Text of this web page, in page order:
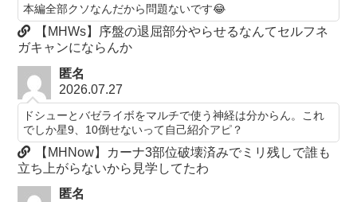
本編全部クソなんだから問題ないです😂
【MHWs】序盤の退屈部分やらせるなんてセルフネ
ガキャンにならんか
匿名
2026.07.27
ドシューとバゼライボをマルチで使う神経は分からん。これ
でしか星9、10倒せないって自己紹介アピ？
【MHNow】カーナ3部位破壊済みでミリ残しで誰も
立ち上がらないから見学してたわ
匿名